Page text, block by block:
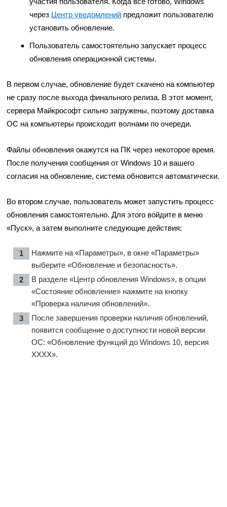
через Центр уведомлений предложит пользователю
установить обновление.
Пользователь самостоятельно запускает процесс
обновления операционной системы.
В первом случае, обновление будет скачено на компьютер
не сразу после выхода финального релиза. В этот момент,
сервера Майкрософт сильно загружены, поэтому доставка
ОС на компьютеры происходит волнами по очереди.
Файлы обновления окажутся на ПК через некоторое время.
После получения сообщения от Windows 10 и вашего
согласия на обновление, система обновится автоматически.
Во втором случае, пользователь может запустить процесс
обновления самостоятельно. Для этого войдите в меню
«Пуск», а затем выполните следующие действия:
Нажмите на «Параметры», в окне «Параметры»
выберите «Обновление и безопасность».
В разделе «Центр обновления Windows», в опции
«Состояние обновление» нажмите на кнопку
«Проверка наличия обновлений».
После завершения проверки наличия обновлений,
появится сообщение о доступности новой версии
ОС: «Обновление функций до Windows 10, версия
ХХХХ».